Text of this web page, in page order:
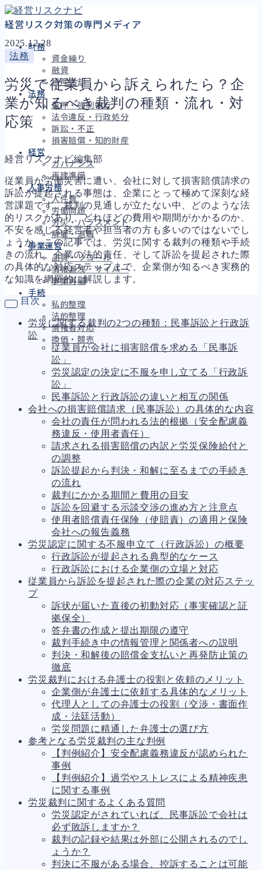
経営リスク対策の専門メディア
財務
資金繰り
融資
資産売却
法務
差押・強制執行
法令違反・行政処分
訴訟・不正
損害賠償・知的財産
経営
ガバナンス
再建準備
人事労務
人件費
労働問題
労災・ハラスメント
解雇・退職
事業運営
品質・リコール
情報漏洩・サイバー
事業再編
手続
私的整理
法的整理
債権者対応
換価・競売
657
資金繰り192
融資276
資産売却189
1,090
差押・強制執行225
法令違反・行政処分
訴訟・不正281
損害賠償・知的財産
経営 157
ガバナンス90
再建準備67
人事労務557
人件費20
労働問題266
労災・ハラスメント144
解雇・退職127
事業運営
品質・リコール49
情報漏洩・サイバー
事業再編69
手続 664
私的整理142
法的整理
債権者対応19
換価・競売54
2025.12.28
法務
労災で従業員から訴えられたら？企
業が知るべき裁判の種類・流れ・対
応策
経営リスクナビ編集部
従業員が労働災害に遭い、会社に対して損害賠償請求の
訴訟が提起される事態は、企業にとって極めて深刻な経
営課題です。裁判の見通しが立たない中、どのような法
的リスクがあり、どれほどの費用や期間がかかるのか、
不安を感じる経営者や担当者の方も多いのではないでし
ょうか。この記事では、労災に関する裁判の種類や手続
きの流れ、企業の法的責任、そして訴訟を提起された際
の具体的な対応ステップまで、企業側が知るべき実務的
な知識を網羅的に解説します。
目次
労災に関する裁判の2つの種類：民事訴訟と行政訴
訟
従業員が会社に損害賠償を求める「民事訴
訟」
労災認定の決定に不服を申し立てる「行政訴
訟」
民事訴訟と行政訴訟の違いと相互の関係
会社への損害賠償請求（民事訴訟）の具体的な内容
会社の責任が問われる法的根拠（安全配慮義
務違反・使用者責任）
請求される損害賠償の内訳と労災保険給付と
の調整
訴訟提起から判決・和解に至るまでの手続き
の流れ
裁判にかかる期間と費用の目安
訴訟を回避する示談交渉の進め方と注意点
使用者賠償責任保険（使賠責）の適用と保険
会社への報告義務
労災認定に関する不服申立て（行政訴訟）の概要
行政訴訟が提起される典型的なケース
行政訴訟における企業側の立場と対応
従業員から訴訟を提起された際の企業の対応ステッ
プ
訴状が届いた直後の初動対応（事実確認と証
拠保全）
答弁書の作成と提出期限の遵守
裁判手続き中の情報管理と関係者への説明
判決・和解後の賠償金支払いと再発防止策の
徹底
労災裁判における弁護士の役割と依頼のメリット
企業側が弁護士に依頼する具体的なメリット
代理人としての弁護士の役割（交渉・書面作
成・法廷活動）
労災問題に精通した弁護士の選び方
参考となる労災裁判の主な判例
【判例紹介】安全配慮義務違反が認められた
事例
【判例紹介】過労やストレスによる精神疾患
に関する事例
労災裁判に関するよくある質問
労災認定がされていれば、民事訴訟で会社は
必ず敗訴しますか？
裁判の記録や結果は外部に公開されるのでし
ょうか？
判決に不服がある場合、控訴することは可能